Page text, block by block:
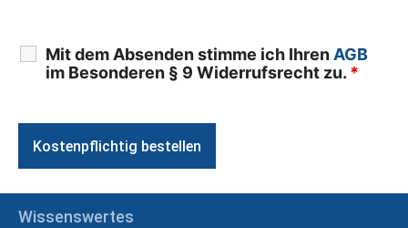
Mit dem Absenden stimme ich Ihren AGB
im Besonderen § 9 Widerrufsrecht zu. *
Wissenswertes